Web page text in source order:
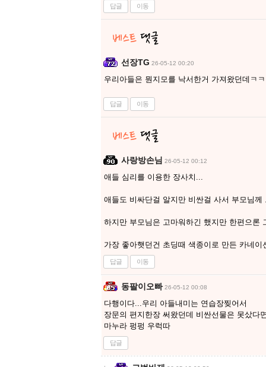
답글 이동
선장TG 26-05-12 00:20
우리아들은 뭔지모를 낙서한거 가져왔던데ㅋㅋ
답글 이동
사랑방손님 26-05-12 00:12
애들 심리를 이용한 장사치...
애들도 비싸단걸 알지만 비싼걸 사서 부모님
하지만 부모님은 고마워하긴 했지만 한편으론
가장 좋아햇던건 초딩때 색종이로 만든 카네
답글 이동
동팔이오빠 26-05-12 00:08
다행이다...우리 아들내미는 연습장찢어서
장문의 편지한장 써왔던데 비싼선물은 못샀다
마누라 펑펑 우럭따
답글